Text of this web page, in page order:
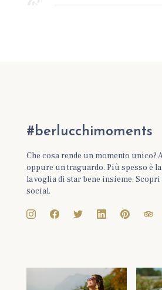
#berlucchimoments
Che cosa rende un momento unico?
oppure un traguardo. Più spesso è
la voglia di star bene insieme.
social.